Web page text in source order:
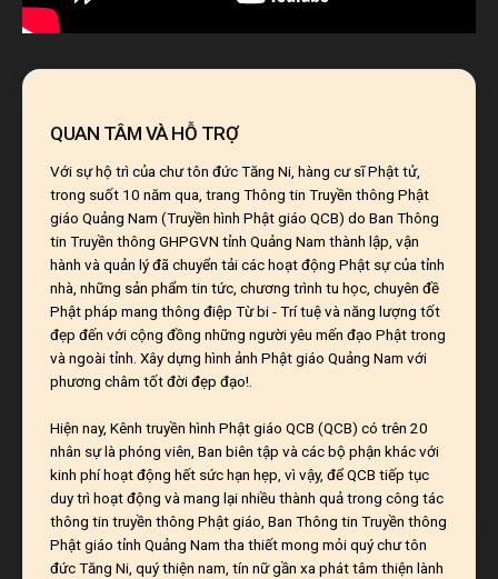
QUAN TÂM VÀ HỖ TRỢ
Với sự hộ trì của chư tôn đức Tăng Ni, hàng cư sĩ Phật tử,
trong suốt 10 năm qua, trang Thông tin Truyền thông Phật
giáo Quảng Nam (Truyền hình Phật giáo QCB) do Ban Thông
tin Truyền thông GHPGVN tỉnh Quảng Nam thành lập, vận
hành và quản lý đã chuyển tải các hoạt động Phật sự của tỉnh
nhà, những sản phẩm tin tức, chương trình tu học, chuyên đề
Phật pháp mang thông điệp Từ bi - Trí tuệ và năng lượng tốt
đẹp đến với cộng đồng những người yêu mến đạo Phật trong
và ngoài tỉnh. Xây dựng hình ảnh Phật giáo Quảng Nam với
phương châm tốt đời đẹp đạo!.
Hiện nay, Kênh truyền hình Phật giáo QCB (QCB) có trên 20
nhân sự là phóng viên, Ban biên tập và các bộ phận khác với
kinh phí hoạt động hết sức hạn hẹp, vì vậy, để QCB tiếp tục
duy trì hoạt động và mang lại nhiều thành quả trong công tác
thông tin truyền thông Phật giáo, Ban Thông tin Truyền thông
Phật giáo tỉnh Quảng Nam tha thiết mong mỏi quý chư tôn
đức Tăng Ni, quý thiện nam, tín nữ gần xa phát tâm thiện lành